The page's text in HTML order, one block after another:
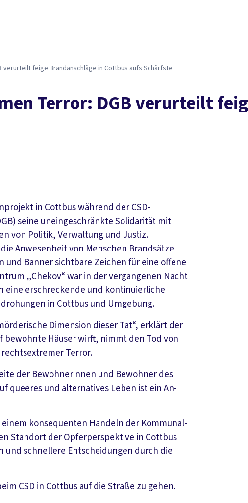
feige Brandanschläge in Cottbus aufs Schärfste
Terror: DGB verurteilt
in Cottbus während der CSD-
seine uneingeschränkte Solidarität mit
von Politik, Verwaltung und Justiz.
Anwesenheit von Menschen Brandsätze
und Banner sichtbare Zeichen für eine offene
„Chekov“ war in der vergangenen Nacht
eine erschreckende und kontinuierliche
in Cottbus und Umgebung.
Dimension dieser Tat“, erklärt der
bewohnte Häuser wirft, nimmt den Tod von
rechtsextremer Terror.
der Bewohnerinnen und Bewohner des
queeres und alternatives Leben ist ein An-
konsequenten Handeln der Kommunal-
Standort der Opferperspektive in Cottbus
schnellere Entscheidungen durch die
CSD in Cottbus auf die Straße zu gehen.